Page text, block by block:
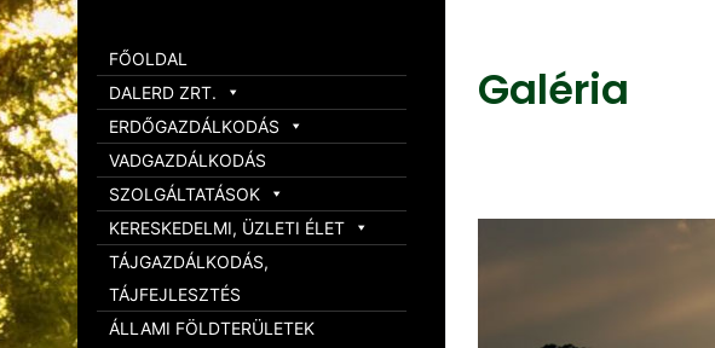
Galéria
FŐOLDAL
DALERD ZRT.
ERDŐGAZDÁLKODÁS
VADGAZDÁLKODÁS
SZOLGÁLTATÁSOK
KERESKEDELMI, ÜZLETI ÉLET
TÁJGAZDÁLKODÁS,
TÁJFEJLESZTÉS
ÁLLAMI FÖLDTERÜLETEK